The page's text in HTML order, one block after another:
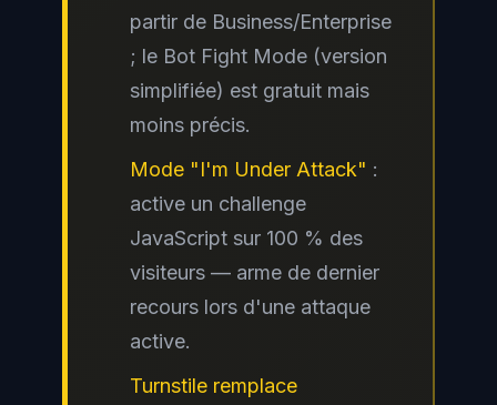
partir de Business/Enterprise
; le Bot Fight Mode (version
simplifiée) est gratuit mais
moins précis.
Mode "I'm Under Attack" :
active un challenge
JavaScript sur 100 % des
visiteurs — arme de dernier
recours lors d'une attaque
active.
Turnstile remplace